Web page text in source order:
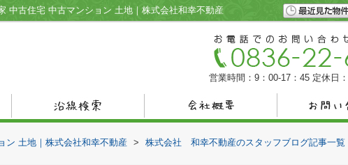
中古住宅 中古マンション 土地｜株式会社和幸不動産
営業時間：9：00-17：45 定休日
ン 土地｜株式会社和幸不動産 > 株式会社 和幸不動産のスタッフブログ記事一覧